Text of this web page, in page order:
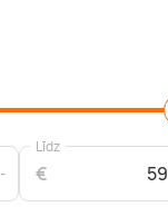
Līdz
€